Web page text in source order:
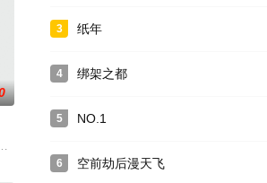
境地而被警方通缉
户口本与二虎领结婚证，不料被母亲发现关了禁
勒了男主人公X（吉奥吉欧·艾伯塔基 Giorgio
3 纸年
4 绑架之都
5 NO.1
6 空前劫后漫天飞